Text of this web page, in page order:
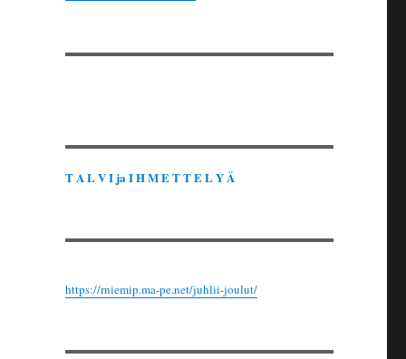
T A L V I ja I H M E T T E L Y Ä
https://rniemip.ma-pe.net/juhlii-joulut/